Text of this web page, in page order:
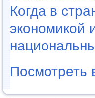
Когда в
экономикой
Посмотреть